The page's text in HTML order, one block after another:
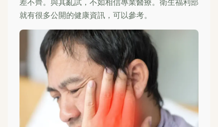
就有很多公開的健康資訊，可以參考。